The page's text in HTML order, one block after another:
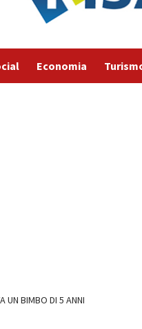
Economia
UN BIMBO DI 5 ANNI